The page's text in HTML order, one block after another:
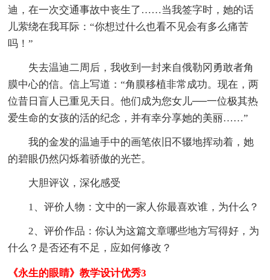
迪，在一次交通事故中丧生了……当我签字时，她的话
儿萦绕在我耳际：“你想过什么也看不见会有多么痛苦
吗！”
失去温迪二周后，我收到一封来自俄勒冈勇敢者角
膜中心的信。信上写道：“角膜移植非常成功。现在，两
位昔日盲人已重见天日。他们成为您女儿──一位极其热
爱生命的女孩的活的纪念，并有幸分享她的美丽……”
我的金发的温迪手中的画笔依旧不辍地挥动着，她
的碧眼仍然闪烁着骄傲的光芒。
大胆评议，深化感受
1、评价人物：文中的一家人你最喜欢谁，为什么？
2、评价作品：你认为这篇文章哪些地方写得好，为
什么？是否还有不足，应如何修改？
《永生的眼睛》教学设计优秀3